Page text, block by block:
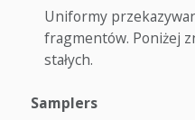
Uniformy
fragmentów. Poniżej
stałych.
Samplers